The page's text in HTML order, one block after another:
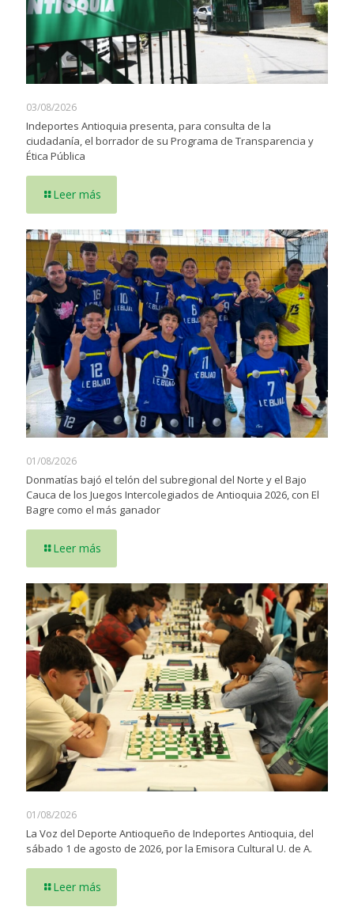
03/08/2026
Indeportes Antioquia presenta, para consulta de la
ciudadanía, el borrador de su Programa de Transparencia y
Ética Pública
Leer más
01/08/2026
Donmatías bajó el telón del subregional del Norte y el Bajo
Cauca de los Juegos Intercolegiados de Antioquia 2026, con El
Bagre como el más ganador
Leer más
01/08/2026
La Voz del Deporte Antioqueño de Indeportes Antioquia, del
sábado 1 de agosto de 2026, por la Emisora Cultural U. de A.
Leer más